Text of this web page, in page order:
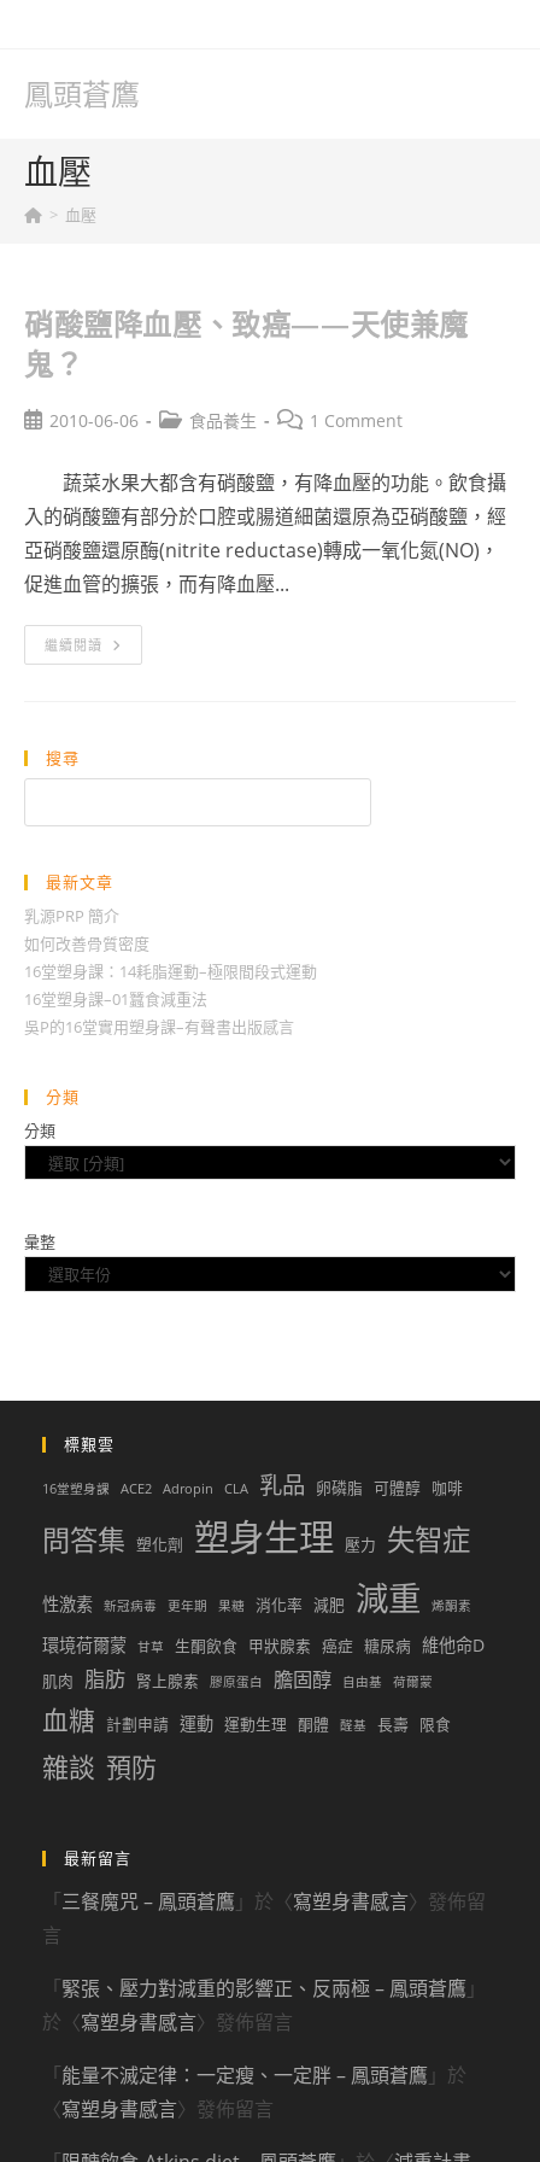
鳳頭蒼鷹
血壓
> 血壓
硝酸鹽降血壓、致癌——天使兼魔
鬼？
Post2010-06-06
Post食品養生
Post 1 Comment
蔬菜水果大都含有硝酸鹽，有降血壓的功能。飲食攝
入的硝酸鹽有部分於口腔或腸道細菌還原為亞硝酸鹽，經
亞硝酸鹽還原酶(nitrite reductase)轉成一氧化氮(NO)，
促進血管的擴張，而有降血壓...
繼續閱讀 硝
酸
——
兼
搜尋
尋
最新文章
乳源PRP 簡介
如何改善骨質密度
16堂塑身課：14耗脂運動–極限間段式運動
16堂塑身課–01蠶食減重法
吳P的16堂實用塑身課–有聲書出版感言
分類
分類
彙整
標艱雲
16堂塑身課 ACE2 Adropin CLA 乳品 卵磷脂 可體醇 咖啡
問答集 塑化劑 塑身生理 壓力 失智症
性激素 新冠病毒 更年期 果糖 消化率 減肥 減重 烯酮素
環境荷爾蒙 甘草 生酮飲食 甲狀腺素 癌症 糖尿病 維他命D
肌肉 脂肪 腎上腺素 膠原蛋白 膽固醇 自由基 荷爾蒙
血糖 計劃申請 運動 運動生理 酮體 醛基 長壽 限食
雜談 預防
最新留言
「三餐魔咒 – 鳳頭蒼鷹 」於〈寫塑身書感言〉發佈留
言
「緊張、壓力對減重的影響正、反兩極 – 鳳頭蒼鷹
於〈寫塑身書感言〉發佈留言
「能量不滅定律：一定瘦、一定胖 – 鳳頭蒼鷹 」於
〈寫塑身書感言〉發佈留言